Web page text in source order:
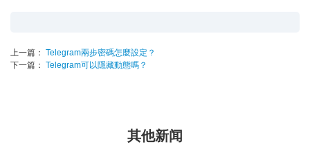
上一篇： Telegram兩步密碼怎麼設定？
下一篇： Telegram可以隱藏動態嗎？
其他新闻